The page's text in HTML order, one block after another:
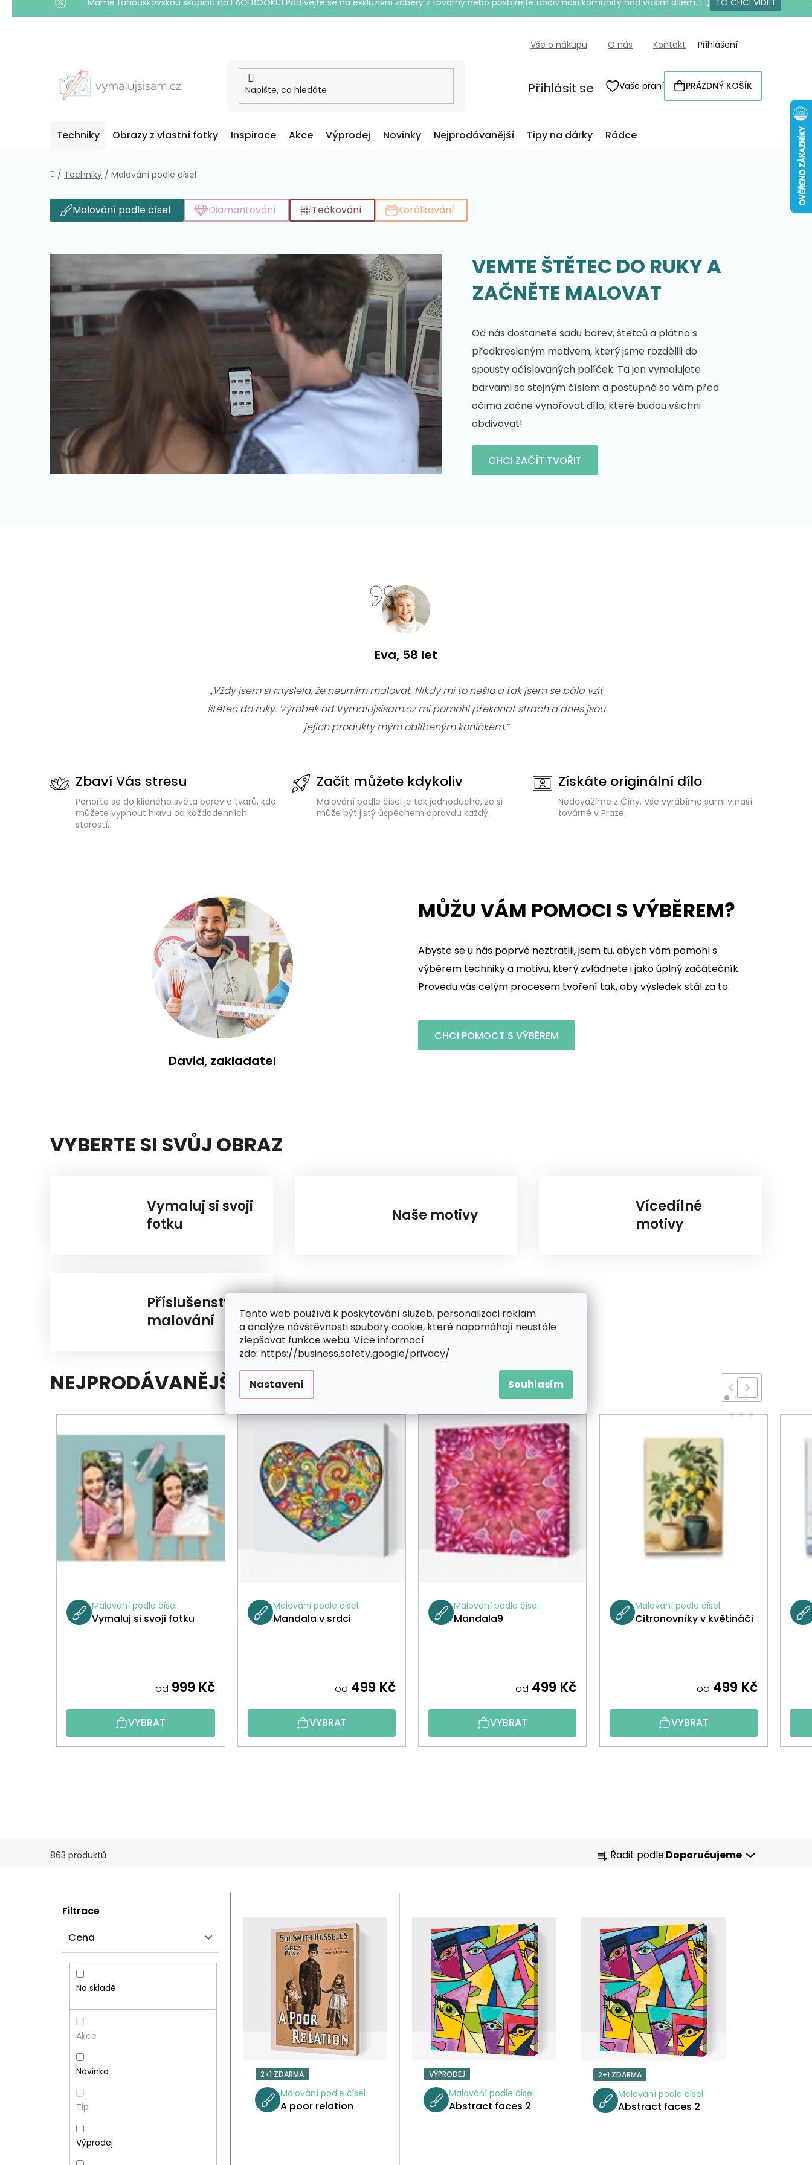
Tento web používá k poskytování služeb, personalizaci reklam
a analýze návštěvnosti soubory cookie, které napomáhají neustále
zlepšovat funkce webu. Více informací
zde: https://business.safety.google/privacy/
Nastavení Souhlasím
Máme fanouškovskou skupinu na FACEBOOKU! Podívejte se na exkluzivní záběry z továrny nebo posbírejte obdiv naší komunity nad vaším dílem. :-) TO CHCI VIDĚT
Vše o nákupu O nás Kontakt Přihlášení
Přihlásit se Vaše přání
NÁKUPNÍ
KOŠÍK
PRÁZDNÝ KOŠÍK
Techniky Obrazy z vlastní fotky Inspirace Akce Výprodej Novinky Nejprodávanější Tipy na dárky Rádce
Domů
/ Techniky / Malování podle čísel
Malování podle čísel Diamantování Tečkování Korálkování
VEMTE ŠTĚTEC DO RUKY A
ZAČNĚTE MALOVAT
Od nás dostanete sadu barev, štětců a plátno s
předkresleným motivem, který jsme rozdělili do
spousty očíslovaných políček. Ta jen vymalujete
barvami se stejným číslem a postupně se vám před
očima začne vynořovat dílo, které budou všichni
obdivovat!
CHCI ZAČÍT TVOŘIT
Eva, 58 let
„Vždy jsem si myslela, že neumím malovat. Nikdy mi to nešlo a tak jsem se bála vzít
štětec do ruky. Výrobek od Vymalujsisam.cz mi pomohl překonat strach a dnes jsou
jejich produkty mým oblíbeným koníčkem.”
Zbaví Vás stresu
Ponořte se do klidného světa barev a tvarů, kde
můžete vypnout hlavu od každodenních
starostí.
Začít můžete kdykoliv
Malování podle čísel je tak jednoduché, že si
může být jistý úspěchem opravdu každý.
Získáte originální dílo
Nedovážíme z Číny. Vše vyrábíme sami v naší
továrně v Praze.
David, zakladatel
MŮŽU VÁM POMOCI S VÝBĚREM?
Abyste se u nás poprvé neztratili, jsem tu, abych vám pomohl s
výběrem techniky a motivu, který zvládnete i jako úplný začátečník.
Provedu vás celým procesem tvoření tak, aby výsledek stál za to.
CHCI POMOCT S VÝBĚREM
VYBERTE SI SVŮJ OBRAZ
Vymaluj si svoji
fotku
Naše motivy
Vícedílné
motivy
Příslušenství k
malování
NEJPRODÁVANĚJŠÍ
Malování podle čísel
Vymaluj si svoji fotku
od 999 Kč
VYBRAT
Malování podle čísel
Mandala v srdci
od 499 Kč
VYBRAT
Malování podle čísel
Mandala9
od 499 Kč
VYBRAT
Malování podle čísel
Citronovníky v květináči
od 499 Kč
VYBRAT
863 produktů
Ř
E
N
Í
P
R
O
D
U
Řadit podle:Doporučujeme
Filtrace
Cena
Na skladě
Akce
Novinka
Tip
Výprodej
2+1 ZDARMA
Malování podle čísel
A poor relation
VÝPRODEJ
Malování podle čísel
Abstract faces 2
2+1 ZDARMA
Malování podle čísel
Abstract faces 2